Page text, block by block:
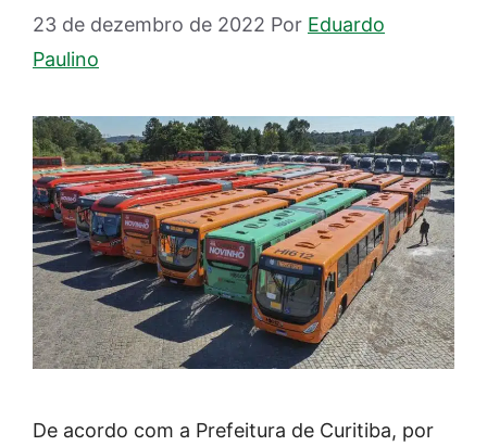
23 de dezembro de 2022 Por Eduardo
Paulino
De acordo com a Prefeitura de Curitiba, por